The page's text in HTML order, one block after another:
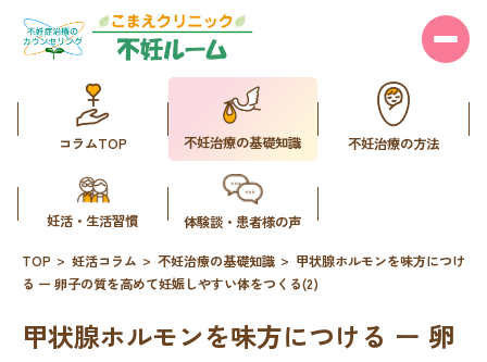
コラムTOP 不妊治療の基礎知識 不妊治療の方法
妊活・生活習慣 体験談・患者様の声
TOP 妊活コラム 不妊治療の基礎知識
甲状腺ホルモンを味方につけ
る ー 卵子の質を高めて妊娠しやすい体をつくる(2)
甲状腺ホルモンを味方につける ー 卵